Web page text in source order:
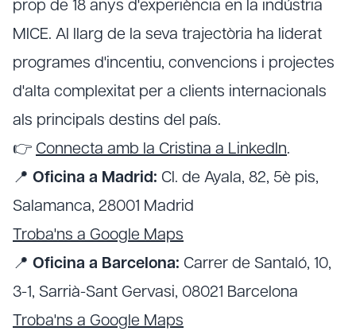
prop de 18 anys d'experiència en la indústria
MICE. Al llarg de la seva trajectòria ha liderat
programes d'incentiu, convencions i projectes
d'alta complexitat per a clients internacionals
als principals destins del país.
👉 Connecta amb la Cristina a LinkedIn.
📍 Oficina a Madrid: Cl. de Ayala, 82, 5è pis,
Salamanca, 28001 Madrid
Troba'ns a Google Maps
📍 Oficina a Barcelona: Carrer de Santaló, 10,
3-1, Sarrià-Sant Gervasi, 08021 Barcelona
Troba'ns a Google Maps